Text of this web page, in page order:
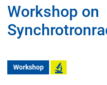
Workshop on
Workshop